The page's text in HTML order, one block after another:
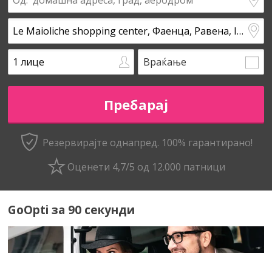
Враќање
Резервирајте однапред. 100% гарантирано!
Оценети 4,7/5 од 12.000 патници
GoOpti за 90 секунди